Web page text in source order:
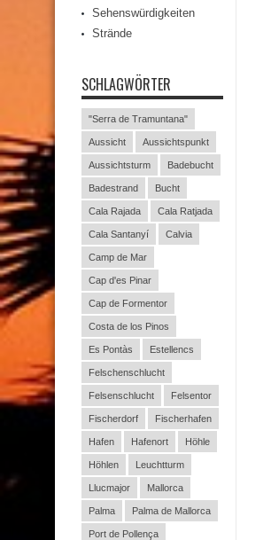
Sehenswürdigkeiten
Strände
SCHLAGWÖRTER
"Serra de Tramuntana"
Aussicht Aussichtspunkt
Aussichtsturm Badebucht
Badestrand Bucht
Cala Rajada Cala Ratjada
Cala Santanyí Calvia
Camp de Mar
Cap d'es Pinar
Cap de Formentor
Costa de los Pinos
Es Pontàs Estellencs
Felschenschlucht
Felsenschlucht Felsentor
Fischerdorf Fischerhafen
Hafen Hafenort Höhle
Höhlen Leuchtturm
Llucmajor Mallorca
Palma Palma de Mallorca
Port de Pollença